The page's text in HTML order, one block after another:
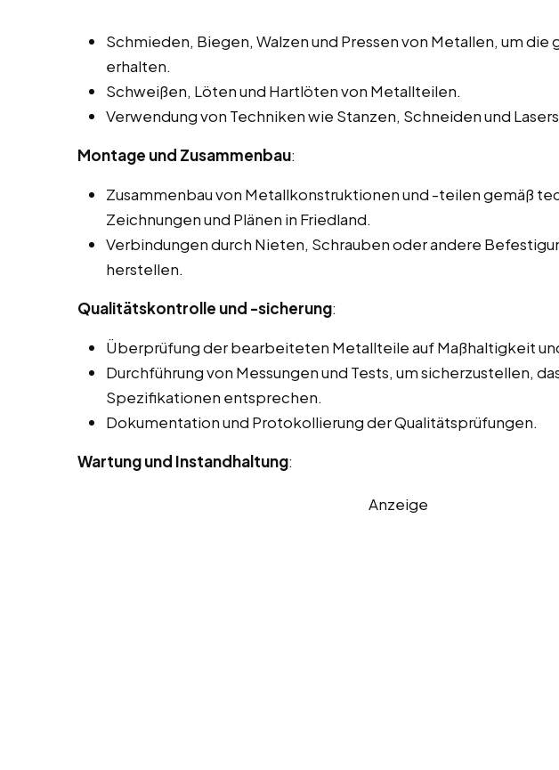
Schmieden, Biegen, Walzen und Pressen von Metallen, um die
erhalten.
Schweißen, Löten und Hartlöten von Metallteilen.
Verwendung von Techniken wie Stanzen, Schneiden und
Montage und Zusammenbau:
Zusammenbau von Metallkonstruktionen und -teilen gemäß
Zeichnungen und Plänen in Friedland.
Verbindungen durch Nieten, Schrauben oder andere
herstellen.
Qualitätskontrolle und -sicherung:
Überprüfung der bearbeiteten Metallteile auf Maßhaltigkeit
Durchführung von Messungen und Tests, um sicherzustellen,
Spezifikationen entsprechen.
Dokumentation und Protokollierung der Qualitätsprüfungen.
Wartung und Instandhaltung:
Anzeige